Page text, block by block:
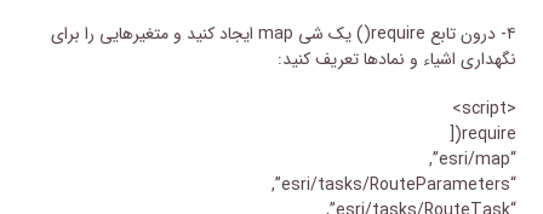
۴- درون تابع require() یک شی map ایجاد کنید و متغیرهایی را برای
نگهداری اشیاء و نمادها تعریف کنید:
<script>
require([
“esri/map”,
“esri/tasks/RouteParameters”,